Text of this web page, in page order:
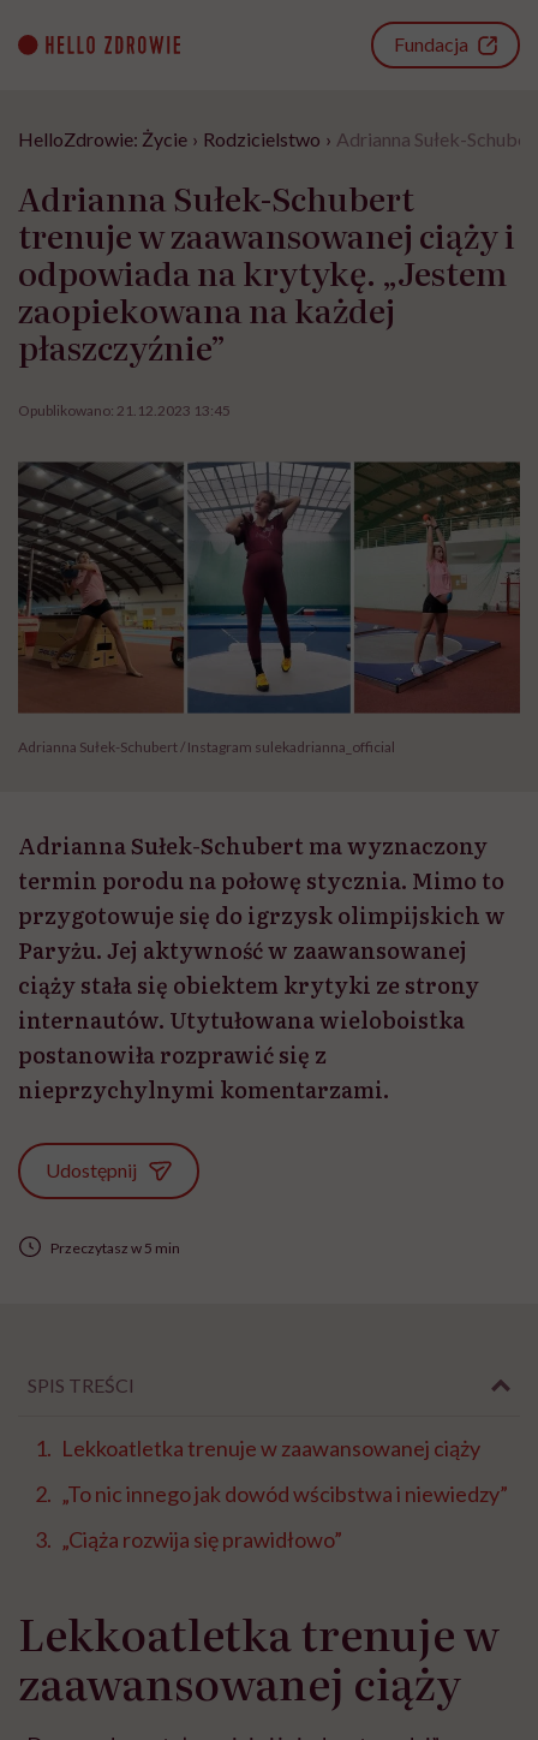
content
Fundacja
HelloZdrowie: Życie › Rodzicielstwo › Adrianna Sułek-
Adrianna Sułek-Schubert
trenuje w zaawansowanej ciąży i
odpowiada na krytykę. „Jestem
zaopiekowana na każdej
płaszczyźnie”
Opublikowano: 21.12.2023 13:45
Adrianna Sułek-Schubert / Instagram sulekadrianna_official
Adrianna Sułek-Schubert ma wyznaczony
termin porodu na połowę stycznia. Mimo to
przygotowuje się do igrzysk olimpijskich w
Paryżu. Jej aktywność w zaawansowanej
ciąży stała się obiektem krytyki ze strony
internautów. Utytułowana wieloboistka
postanowiła rozprawić się z
nieprzychylnymi komentarzami.
Udostępnij
Przeczytasz w 5 min
SPIS TREŚCI
Lekkoatletka trenuje w zaawansowanej ciąży
„To nic innego jak dowód wścibstwa i niewiedzy”
„Ciąża rozwija się prawidłowo”
Lekkoatletka trenuje w
zaawansowanej ciąży